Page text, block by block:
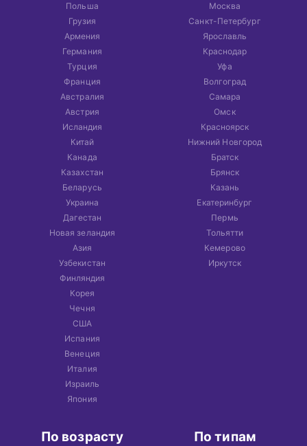
Польша
Грузия
Армения
Германия
Турция
Франция
Австралия
Австрия
Исландия
Китай
Канада
Казахстан
Беларусь
Украина
Дагестан
Новая зеландия
Азия
Узбекистан
Финляндия
Корея
Чечня
США
Испания
Венеция
Италия
Израиль
Япония
Москва
Санкт-Петербург
Ярославль
Краснодар
Уфа
Волгоград
Самара
Омск
Красноярск
Нижний Новгород
Братск
Брянск
Казань
Екатеринбург
Пермь
Тольятти
Кемерово
Иркутск
По возрасту По типам